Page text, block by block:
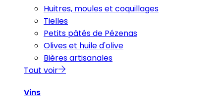
Huitres, moules et coquillages
Tielles
Petits pâtés de Pézenas
Olives et huile d'olive
Bières artisanales
Tout voir
Vins